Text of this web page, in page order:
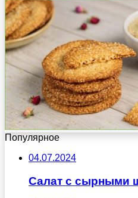
Популярное
04.07.2024
Салат с сырными